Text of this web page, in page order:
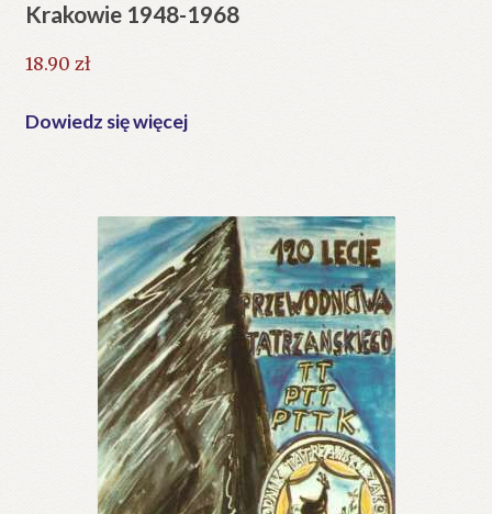
Krakowie 1948-1968
18.90 zł
Dowiedz się więcej